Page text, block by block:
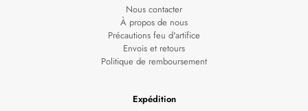
Nous contacter
À propos de nous
Précautions feu d'artifice
Envois et retours
Politique de remboursement
Expédition